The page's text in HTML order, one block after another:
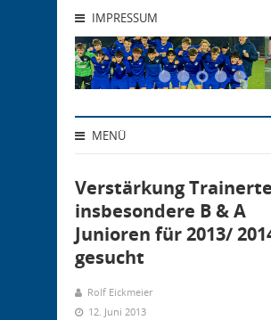
IMPRESSUM
MENÜ
Verstärkung
insbesondere B & A
Junioren für 2013/
gesucht
Rolf Eickmeier
12. Juni 2013